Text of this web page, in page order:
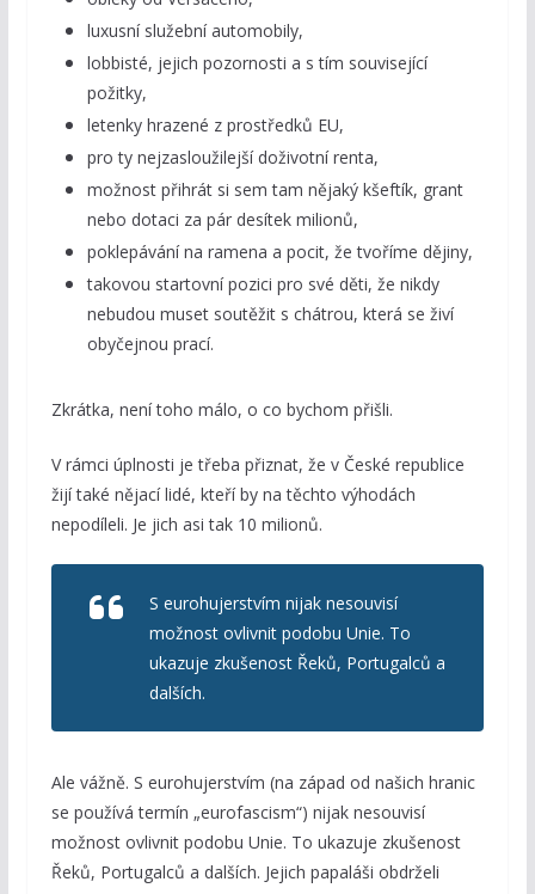
luxusní služební automobily,
lobbisté, jejich pozornosti a s tím související
požitky,
letenky hrazené z prostředků EU,
pro ty nejzasloužilejší doživotní renta,
možnost přihrát si sem tam nějaký kšeftík, grant
nebo dotaci za pár desítek milionů,
poklepávání na ramena a pocit, že tvoříme dějiny,
takovou startovní pozici pro své děti, že nikdy
nebudou muset soutěžit s chátrou, která se živí
obyčejnou prací.
Zkrátka, není toho málo, o co bychom přišli.
V rámci úplnosti je třeba přiznat, že v České republice
žijí také nějací lidé, kteří by na těchto výhodách
nepodíleli. Je jich asi tak 10 milionů.
S eurohujerstvím nijak nesouvisí
možnost ovlivnit podobu Unie. To
ukazuje zkušenost Řeků, Portugalců a
dalších.
Ale vážně. S eurohujerstvím (na západ od našich hranic
se používá termín „eurofascism“) nijak nesouvisí
možnost ovlivnit podobu Unie. To ukazuje zkušenost
Řeků, Portugalců a dalších. Jejich papaláši obdrželi